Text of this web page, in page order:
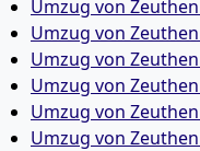
Umzug von
Umzug von
Umzug von
Umzug von
Umzug von
Umzug von